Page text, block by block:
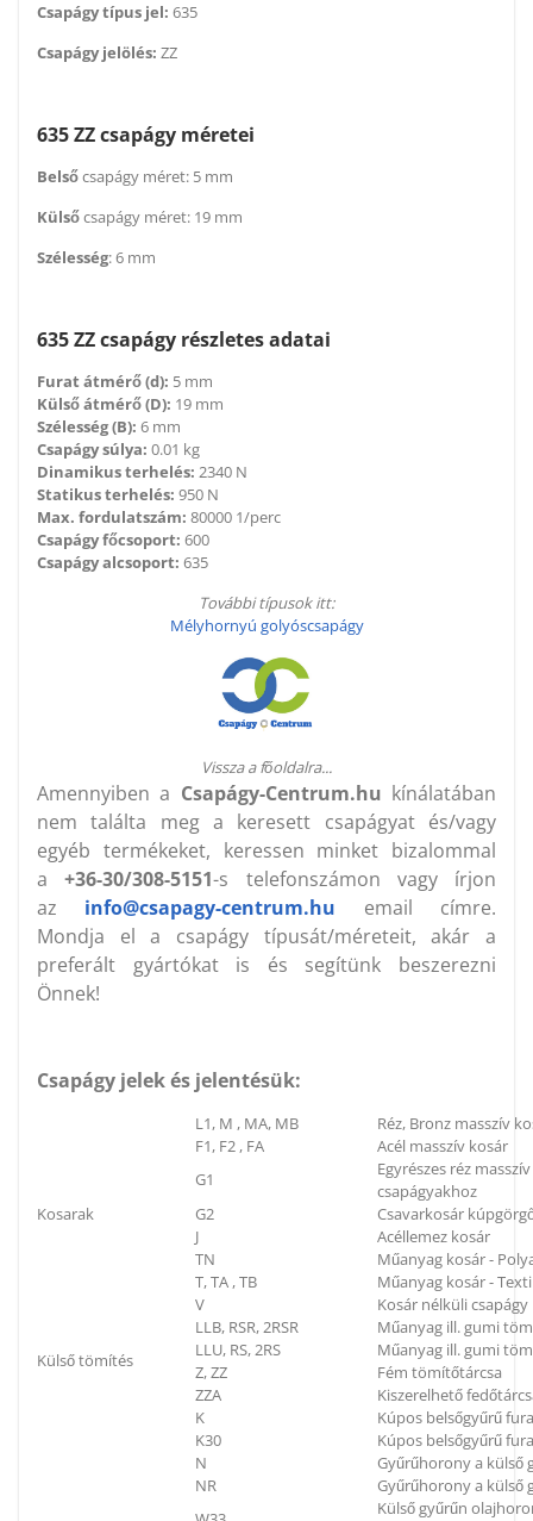
Csapágy típus jel: 635
Csapágy jelölés: ZZ
635 ZZ csapágy méretei
Belsőcsapágy méret: 5 mm
Külsőcsapágy méret: 19 mm
Szélesség: 6 mm
635 ZZ csapágy részletes adatai
Furat átmérő (d): 5 mm
Külső átmérő (D): 19 mm
Szélesség (B): 6 mm
Csapágy súlya: 0.01 kg
Dinamikus terhelés: 2340 N
Statikus terhelés: 950 N
Max. fordulatszám: 80000 1/perc
Csapágy főcsoport: 600
Csapágy alcsoport: 635
További típusok itt:
Mélyhornyú golyóscsapágy
Vissza a főoldalra...
Amennyiben a Csapágy-Centrum.hu kínálatában
nem találta meg a keresett csapágyat és/vagy
egyéb termékeket, keressen minket bizalommal
a+36-30/308-5151-s telefonszámon vagy írjon
az info@csapagy-centrum.hu email címre.
Mondja el a csapágy típusát/méreteit, akár a
preferált gyártókat is és segítünk beszerezni
Önnek!
Csapágy jelek és jelentésük:
Kosarak
L1, M , MA, MB
Réz, Bronz masszív
F1, F2 , FA
Acél masszív kosár
G1
Egyrészes réz
csapágyakhoz
G2
Csavarkosár
J
Acéllemez kosár
TN
Műanyag kosár -
T, TA , TB
Műanyag kosár -
V
Kosár nélküli csapágy
Külső tömítés
LLB, RSR, 2RSR
Műanyag ill. gumi
LLU, RS, 2RS
Műanyag ill. gumi
Z, ZZ
Fém tömítőtárcsa
ZZA
Kiszerelhető
K
Kúpos belsőgyűrű
K30
Kúpos belsőgyűrű
N
Gyűrűhorony a külső
NR
Gyűrűhorony a külső
Külső gyűrűn